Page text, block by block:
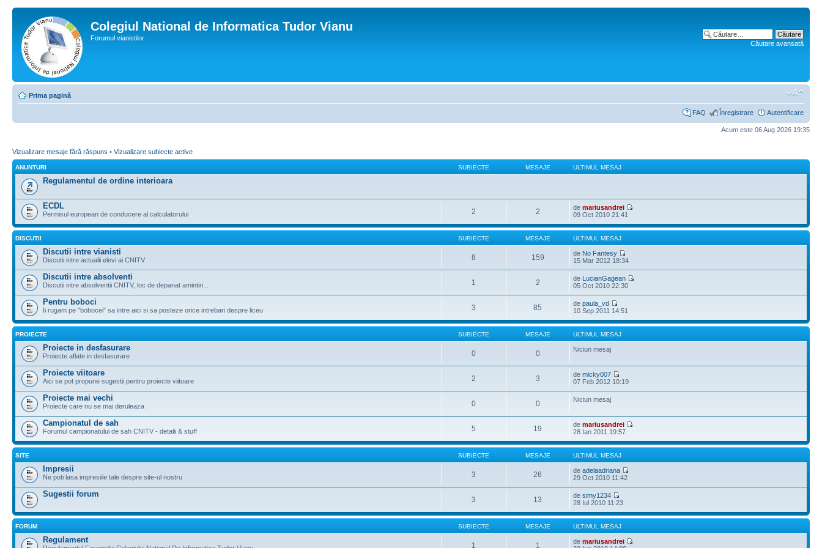
Colegiul National de Informatica Tudor Vianu
Forumul vianistilor
Căutare avansată
Prima pagină
FAQ Înregistrare Autentificare
Acum este 06 Aug 2026 19:35
Vizualizare mesaje fără răspuns • Vizualizare subiecte active
ANUNTURI SUBIECTE MESAJE ULTIMUL MESAJ
Regulamentul de ordine interioara
ECDL
Permisul european de conducere al calculatorului 2 2 demariusandrei
09 Oct 2010 21:41
DISCUTII SUBIECTE MESAJE ULTIMUL MESAJ
Discutii intre vianisti
Discutii intre actualii elevi ai CNITV 8 159 de No Fantesy
15 Mar 2012 18:34
Discutii intre absolventi
Discutii intre absolventii CNITV, loc de depanat amintiri... 1 2 de LucianGagean
05 Oct 2010 22:30
Pentru boboci
Ii rugam pe "bobocei" sa intre aici si sa posteze orice intrebari despre liceu 3 85 depaula_vd
10 Sep 2011 14:51
PROIECTE SUBIECTE MESAJE ULTIMUL MESAJ
Proiecte in desfasurare
Proiecte aflate in desfasurare 0 0 Niciun mesaj
Proiecte viitoare
Aici se pot propune sugestii pentru proiecte viitoare 2 3 demicky007
07 Feb 2012 10:19
Proiecte mai vechi
Proiecte care nu se mai deruleaza 0 0 Niciun mesaj
Campionatul de sah
Forumul campionatului de sah CNITV - detalii & stuff 5 19 demariusandrei
28 Ian 2011 19:57
SITE SUBIECTE MESAJE ULTIMUL MESAJ
Impresii
Ne poti lasa impresiile tale despre site-ul nostru 3 26 deadelaadriana
29 Oct 2010 11:42
Sugestii forum
3 13 desimy1234
28 Iul 2010 11:23
FORUM SUBIECTE MESAJE ULTIMUL MESAJ
Regulament
1 1 demariusandrei